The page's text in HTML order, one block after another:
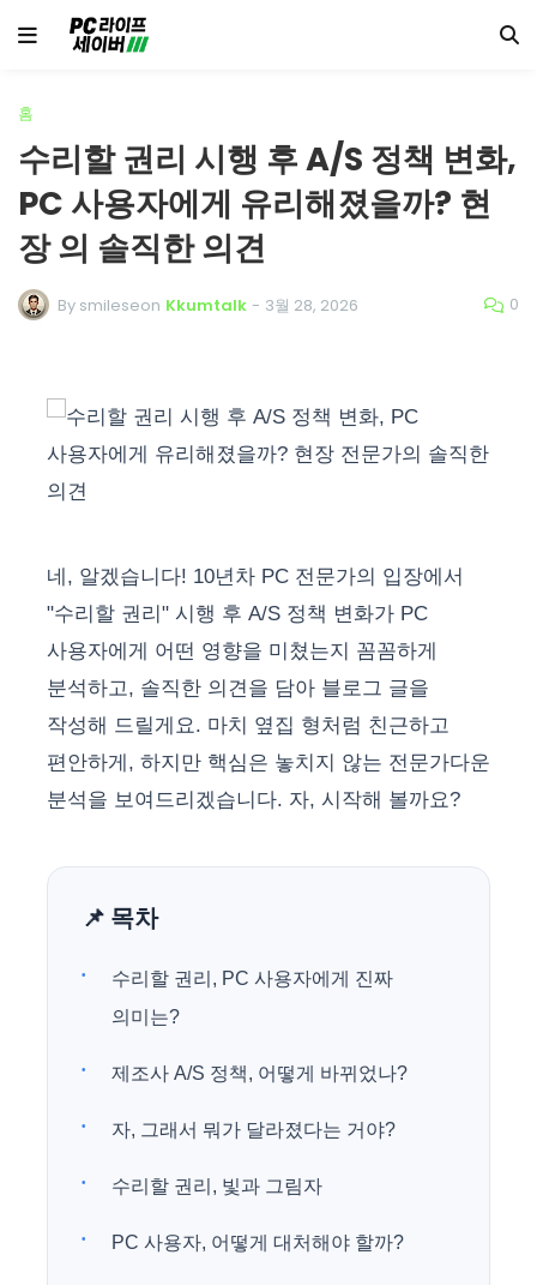
홈
수리할 권리 시행 후 A/S 정책 변화,
PC 사용자에게 유리해졌을까? 현
장 의 솔직한 의견
By smileseon Kkumtalk - 3월 28, 2026 0
네, 알겠습니다! 10년차 PC 전문가의 입장에서
"수리할 권리" 시행 후 A/S 정책 변화가 PC
사용자에게 어떤 영향을 미쳤는지 꼼꼼하게
분석하고, 솔직한 의견을 담아 블로그 글을
작성해 드릴게요. 마치 옆집 형처럼 친근하고
편안하게, 하지만 핵심은 놓치지 않는 전문가다운
분석을 보여드리겠습니다. 자, 시작해 볼까요?
📌 목차
수리할 권리, PC 사용자에게 진짜
의미는?
제조사 A/S 정책, 어떻게 바뀌었나?
자, 그래서 뭐가 달라졌다는 거야?
수리할 권리, 빛과 그림자
PC 사용자, 어떻게 대처해야 할까?